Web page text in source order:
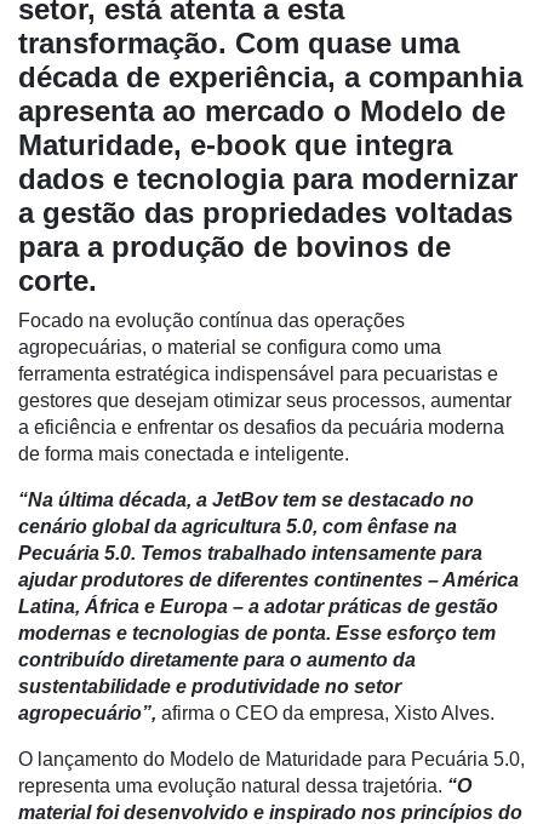
Cadastre-
se
Minha
conta
Notícias
Destaque
Mercado
Troca
de
Cadeira
Artigos
Agenda
Agricultura
de
Precisão
setor, está atenta a esta
transformação. Com quase uma
década de experiência, a companhia
apresenta ao mercado o Modelo de
Maturidade, e-book que integra
dados e tecnologia para modernizar
a gestão das propriedades voltadas
para a produção de bovinos de
corte.
Focado na evolução contínua das operações
agropecuárias, o material se configura como uma
ferramenta estratégica indispensável para pecuaristas e
gestores que desejam otimizar seus processos, aumentar
a eficiência e enfrentar os desafios da pecuária moderna
de forma mais conectada e inteligente.
“Na última década, a JetBov tem se destacado no
cenário global da agricultura 5.0, com ênfase na
Pecuária 5.0. Temos trabalhado intensamente para
ajudar produtores de diferentes continentes – América
Latina, África e Europa – a adotar práticas de gestão
modernas e tecnologias de ponta. Esse esforço tem
contribuído diretamente para o aumento da
sustentabilidade e produtividade no setor
agropecuário”, afirma o CEO da empresa, Xisto Alves.
O lançamento do Modelo de Maturidade para Pecuária 5.0,
representa uma evolução natural dessa trajetória. “O
material foi desenvolvido e inspirado nos princípios do